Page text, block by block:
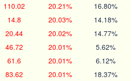
110.02 20.21% 16.80%
14.8 20.03% 14.18%
20.44 20.02% 14.77%
46.72 20.01% 5.62%
61.6 20.01% 6.12%
83.62 20.01% 18.37%